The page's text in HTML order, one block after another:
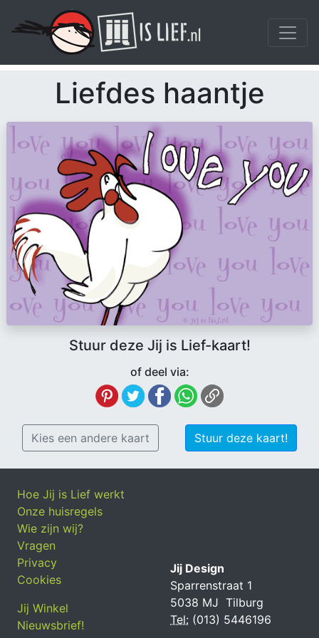
Liefdes haantje
Stuur deze Jij is Lief-kaart!
of deel via:
Kies een andere kaart Stuur deze kaart!
Hoe Jij is Lief werkt
Onze huisregels
Wie zijn wij?
Vragen
Privacy
Cookies
Jij Winkel
Nieuwsbrief!
Jij Design
Sparrenstraat 1
5038 MJ Tilburg
Tel: (013) 5446196